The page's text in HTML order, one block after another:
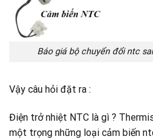
Báo giá bộ chuyển đổi ntc
Vậy câu hỏi đặt ra :
Điện trở nhiệt NTC là gì ?
một trọng những loại cảm biến